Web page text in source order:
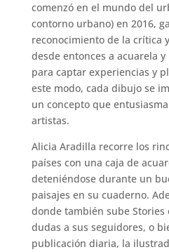
comenzó en el mundo del
contorno urbano) en 2016,
reconocimiento de la crítica
desde entonces a acuarela
para captar experiencias y
este modo, cada dibujo se
un concepto que
artistas.
Alicia Aradilla recorre los
países con una caja de
deteniéndose durante un
paisajes en su cuaderno.
donde también sube Stories
dudas a sus seguidores, o
publicación diaria, la